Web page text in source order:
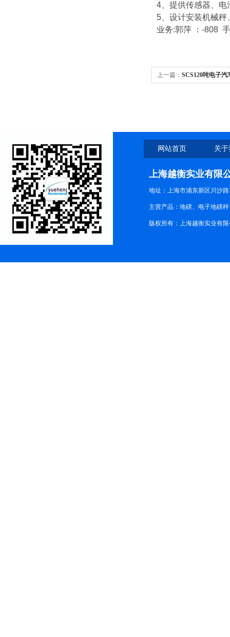
4 、提供传感器、
5 、设计安装机械
业务:郭萍 ： -808
上一篇： SCS120吨电子汽
网站首页 关
上海越衡实业有限
地址：上海市浦东新区川沙路
主营产品：地磅、电子地磅
版权所有：上海越衡实业有